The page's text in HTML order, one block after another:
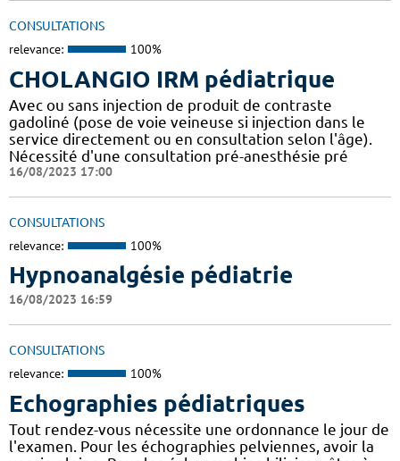
CONSULTATIONS
relevance: 100%
CHOLANGIO IRM pédiatrique
Avec ou sans injection de produit de contraste
gadoliné (pose de voie veineuse si injection dans le
service directement ou en consultation selon l'âge).
Nécessité d'une consultation pré-anesthésie pré
16/08/2023 17:00
CONSULTATIONS
relevance: 100%
Hypnoanalgésie pédiatrie
16/08/2023 16:59
CONSULTATIONS
relevance: 100%
Echographies pédiatriques
Tout rendez-vous nécessite une ordonnance le jour de
l'examen. Pour les échographies pelviennes, avoir la